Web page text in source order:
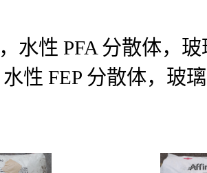
水性 PFA 分散体，
水性 FEP 分散体，玻